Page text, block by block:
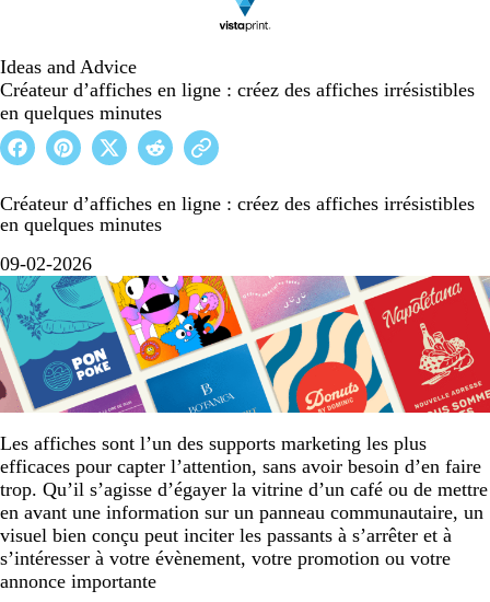
Ideas and Advice
Créateur d’affiches en ligne : créez des affiches irrésistibles
en quelques minutes
Créateur d’affiches en ligne : créez des affiches irrésistibles
en quelques minutes
09-02-2026
Les affiches sont l’un des supports marketing les plus
efficaces pour capter l’attention, sans avoir besoin d’en faire
trop. Qu’il s’agisse d’égayer la vitrine d’un café ou de mettre
en avant une information sur un panneau communautaire, un
visuel bien conçu peut inciter les passants à s’arrêter et à
s’intéresser à votre évènement, votre promotion ou votre
annonce importante